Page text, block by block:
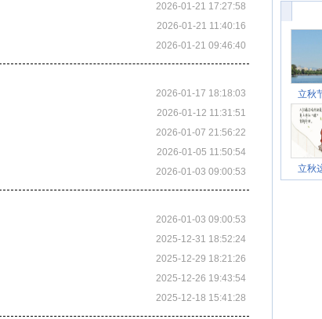
2026-01-21 17:27:58
2026-01-21 11:40:16
2026-01-21 09:46:40
2026-01-17 18:18:03
2026-01-12 11:31:51
2026-01-07 21:56:22
2026-01-05 11:50:54
2026-01-03 09:00:53
2026-01-03 09:00:53
2025-12-31 18:52:24
2025-12-29 18:21:26
2025-12-26 19:43:54
2025-12-18 15:41:28
立秋
立秋